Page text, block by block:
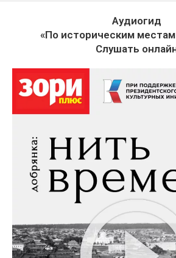
Аудиогид
«По историческим
Слушать